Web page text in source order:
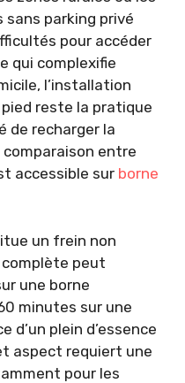
parking privé
pour accéder
qui complexifie
l’installation
pied reste la pratique
de recharger la
entre
accessible sur borne
un frein non
complète peut
une borne
minutes sur une
d’un plein d’essence
aspect requiert une
pour les